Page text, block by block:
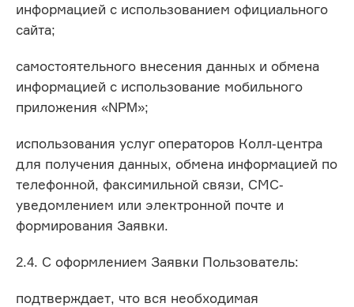
информацией с использованием официального
сайта;
самостоятельного внесения данных и обмена
информацией с использование мобильного
приложения «NPM»;
использования услуг операторов Колл-центра
для получения данных, обмена информацией по
телефонной, факсимильной связи, СМС-
уведомлением или электронной почте и
формирования Заявки.
2.4. С оформлением Заявки Пользователь:
подтверждает, что вся необходимая